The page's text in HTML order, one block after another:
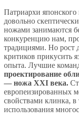
Патриархи
довольно
ножами занимаются
конкуренцию нам,
традициями. Но рост
критиков прикусить
опыта. Лучшие
проектирование
— ножа XXI века.
европеизированных
свойствами клинка,
использования